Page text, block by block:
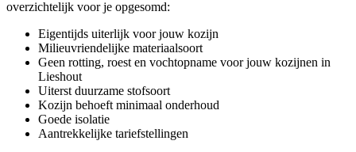
overzichtelijk voor je opgesomd:
Eigentijds uiterlijk voor jouw kozijn
Milieuvriendelijke materiaalsoort
Geen rotting, roest en vochtopname voor jouw kozijnen in
Lieshout
Uiterst duurzame stofsoort
Kozijn behoeft minimaal onderhoud
Goede isolatie
Aantrekkelijke tariefstellingen